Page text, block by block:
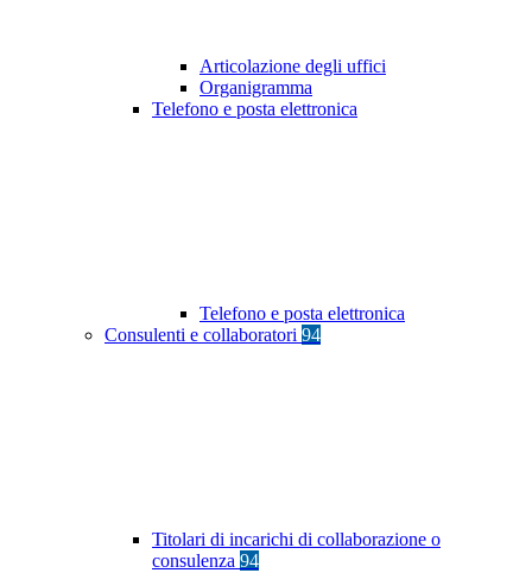
Articolazione degli uffici
Organigramma
Telefono e posta elettronica
Telefono e posta elettronica
Consulenti e collaboratori 94
Titolari di incarichi di collaborazione o
consulenza 94